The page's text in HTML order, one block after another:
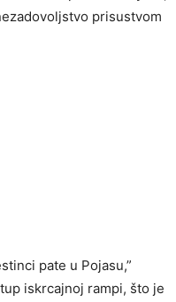
prisustvom
pate u Pojasu,”
iskrcajnoj rampi, što je